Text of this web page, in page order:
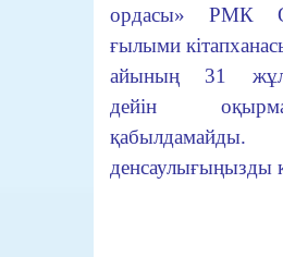
ордасы» РМК
ғылыми
айының 31
дейін
денсаулығыңызды